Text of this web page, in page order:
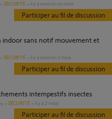
SÉCURITÉ il y a environ un mois
Participer au fil de discussion
SÉCURITÉ il y a environ 2 mois
Participer au fil de discussion
intempestifs insectes
SÉCURITÉ il y a 2 mois
Participer au fil de discussion